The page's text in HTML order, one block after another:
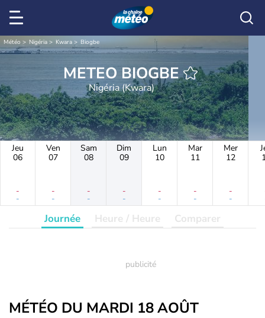
Météo Nigéria Kwara Biogbe
METEO BIOGBE
Nigéria (Kwara)
Jeu
06
-
-
Ven
07
-
-
Sam
08
-
-
Dim
09
-
-
Lun
10
-
-
Mar
11
-
-
Mer
12
-
-
Journée Heure / Heure Comparer
MÉTÉO DU MARDI 18 AOÛT